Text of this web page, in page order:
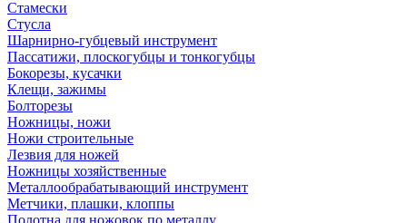
Стамески
Стусла
Шарнирно-губцевый инструмент
Пассатижи, плоскогубцы и тонкогубцы
Бокорезы, кусачки
Клещи, зажимы
Болторезы
Ножницы, ножи
Ножи строительные
Лезвия для ножей
Ножницы хозяйственные
Металлообрабатывающий инструмент
Метчики, плашки, клоппы
Полотна для ножовок по металлу